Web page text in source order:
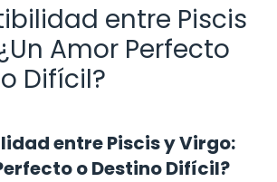
entre Piscis
Amor Perfecto
Difícil?
entre Piscis y Virgo:
o Destino Difícil?